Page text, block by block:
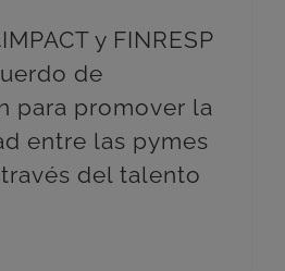
y FINRESP
de
para promover la
entre las pymes
del talento